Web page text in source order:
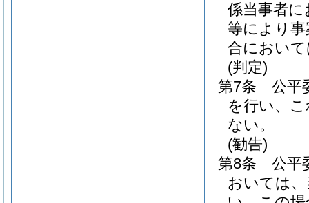
係当事者
等により
合におい
(判定)
第7条
公平
を行い、
ない。
(勧告)
第8条
公平
おいては